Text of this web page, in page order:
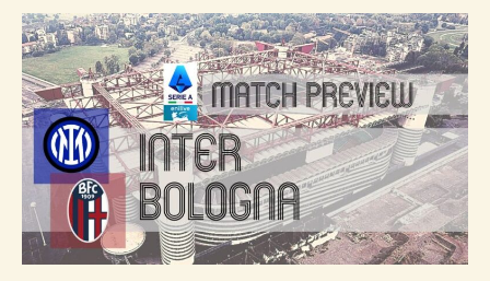
Interi
pret
Bolonjën
në
“Giuseppe
Meazza”